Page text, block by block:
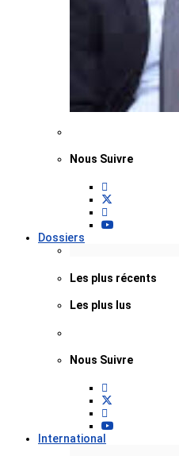
Nous Suivre
Dossiers
Les plus récents
Les plus lus
Nous Suivre
International